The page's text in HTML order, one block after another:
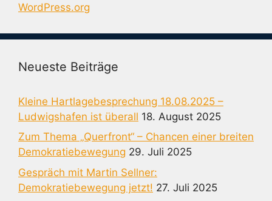
WordPress.org
Neueste Beiträge
Kleine Hartlagebesprechung 18.08.2025 –
Ludwigshafen ist überall 18. August 2025
Zum Thema „Querfront“ – Chancen einer breiten
Demokratiebewegung 29. Juli 2025
Gespräch mit Martin Sellner:
Demokratiebewegung jetzt! 27. Juli 2025